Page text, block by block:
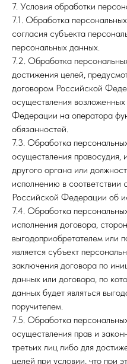
7. Условия обработки
7.1. Обработка
согласия субъекта
персональных данных.
7.2. Обработка
достижения целей,
договором Российской
осуществления
Федерации на оператора
обязанностей.
7.3. Обработка
осуществления правосудия,
другого органа или
исполнению в соответствии
Российской Федерации об
7.4. Обработка
исполнения договора,
выгодоприобретателем или
является субъект
заключения договора по
данных или договора, по
данных будет являться
поручителем.
7.5. Обработка
осуществления прав и
третьих лиц либо для
целей при условии, что при